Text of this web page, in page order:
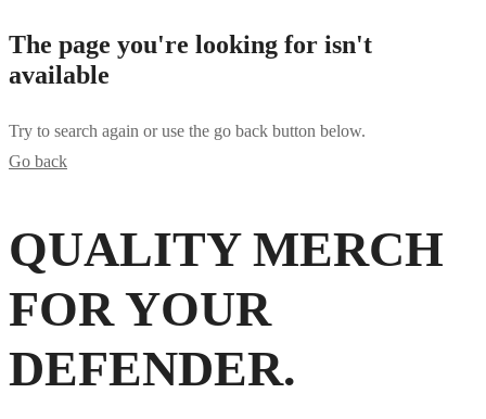
The page you're looking for isn't
available
Try to search again or use the go back button below.
Go back
QUALITY MERCH
FOR YOUR
DEFENDER.